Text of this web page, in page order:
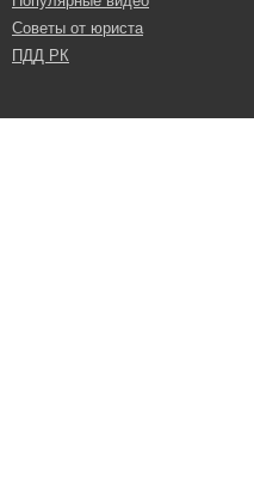
Советы от юриста
ПДД РК